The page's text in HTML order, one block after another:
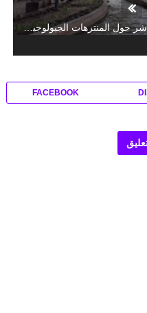
المغرب يحتضن المؤتمر الدولي العاشر حول المنتزهات الجيولوجية لليونسكو
FACEBOOK